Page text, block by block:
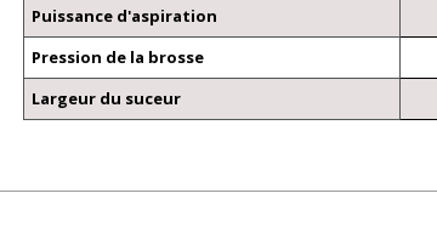
Puissance d'aspiration
Pression de la brosse
Largeur du suceur